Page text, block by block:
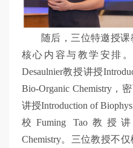
随后，三位特邀授
核心内容与教学安排。
Desaulnier教授讲授
Bio-Organic Chemistry，
讲授Introduction of
校Fuming Tao教授讲
Chemistry。三位教授不